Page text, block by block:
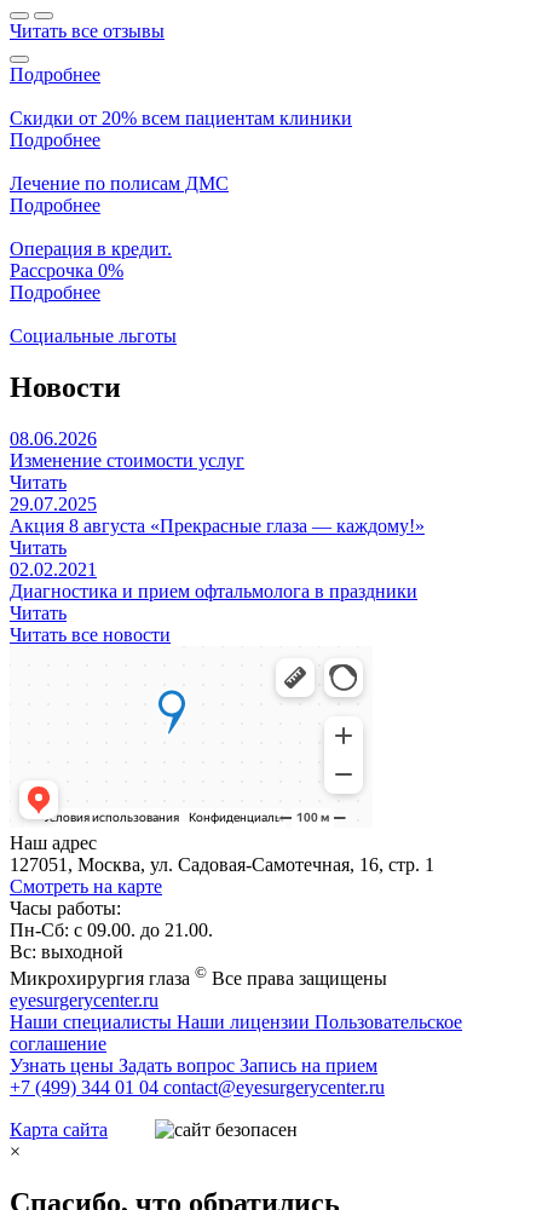
Читать все отзывы
Подробнее
Скидки от 20% всем пациентам клиники
Подробнее
Лечение по полисам ДМС
Подробнее
Операция в кредит.
Рассрочка 0%
Подробнее
Социальные льготы
Новости
08.06.2026
Изменение стоимости услуг
Читать
29.07.2025
Акция 8 августа «Прекрасные глаза — каждому!»
Читать
02.02.2021
Диагностика и прием офтальмолога в праздники
Читать
Читать все новости
Наш адрес
127051, Москва, ул. Садовая-Самотечная, 16, стр. 1
Смотреть на карте
Часы работы:
Пн-Сб: с 09.00. до 21.00.
Вс: выходной
Микрохирургия глаза © Все права защищены
eyesurgerycenter.ru
Наши специалисты Наши лицензии Пользовательское
соглашение
Узнать цены Задать вопрос Запись на прием
+7 (499) 344 01 04 contact@eyesurgerycenter.ru
Карта сайта
×
Спасибо, что обратились